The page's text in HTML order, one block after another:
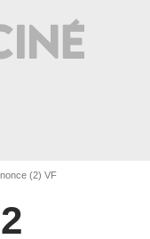
(2) VF